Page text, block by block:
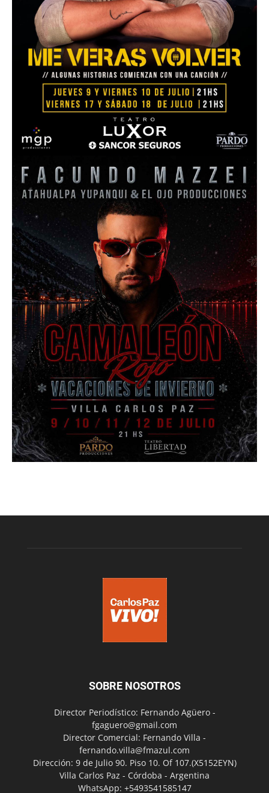
SOBRE NOSOTROS
Director Periodístico: Fernando Agüero -
fgaguero@gmail.com
Director Comercial: Fernando Villa -
fernando.villa@fmazul.com
Dirección: 9 de Julio 90. Piso 10. Of 107.(X5152EYN)
Villa Carlos Paz - Córdoba - Argentina
WhatsApp: +5493541585147